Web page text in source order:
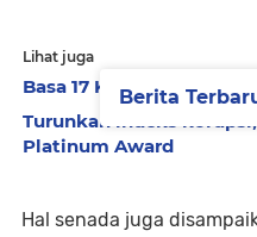
Lihat juga
Basa 17 Koto Lamo
Turunkan indeks
Platinum Award
Hal senada juga
Berita